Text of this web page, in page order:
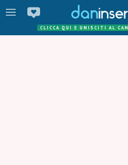
CLICCA QUI E UNISCITI AL